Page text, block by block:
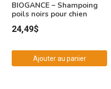
BIOGANCE – Shampoing
poils noirs pour chien
24,49$
Ajouter au panier